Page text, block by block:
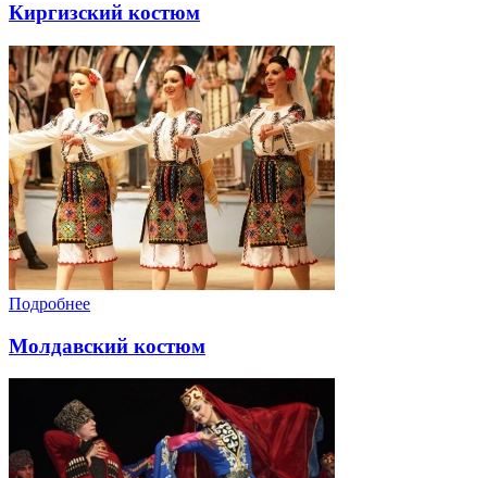
Киргизский костюм
Подробнее
Молдавский костюм